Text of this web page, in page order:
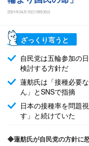
2021年04月15日15時35分
ざっくり言うと
自民党は五輪参加の
検討する方針だ
蓮舫氏は「接種必要
ん」とSNSで指摘
日本の接種率を問題
す」と続けていた
◆蓮舫氏が自民党の方針に